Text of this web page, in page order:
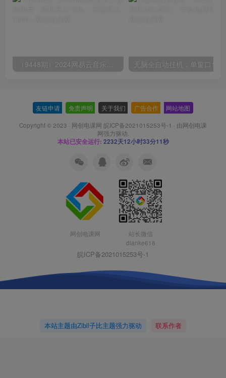
友链申请 免责声明 关于我们 广告合作 网站地图
Copyright © 2023 · 网创电课网 皖ICP备2021015253号-1 · 由网创电课
网强力驱动.
本站已安全运行: 2232天12小时33分12秒
网创电课网
站长微信
dianke618
皖ICP备2021015253号-1
本站主题由Zibll子比主题强力驱动 联系作者